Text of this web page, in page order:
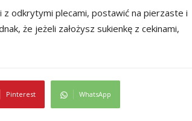
z odkrytymi plecami, postawić na pierzaste i
że jeżeli założysz sukienkę z cekinami,
Pinterest WhatsApp